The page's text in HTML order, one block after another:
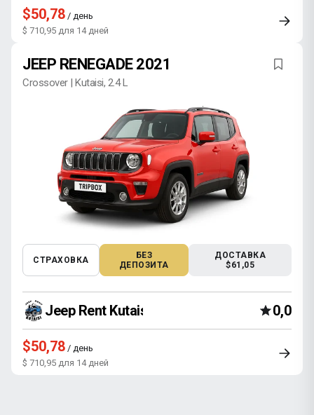
$50,78 / день
$ 710,95 для 14 дней
JEEP RENEGADE 2021
Crossover | Kutaisi, 2.4 L
СТРАХОВКА
БЕЗ
ДЕПОЗИТА
ДОСТАВКА
$61,05
Jeep Rent Kutaisi 0,0
$50,78 / день
$ 710,95 для 14 дней